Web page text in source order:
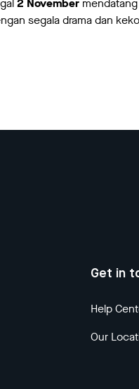
segala drama dan
Get in
Help
Our